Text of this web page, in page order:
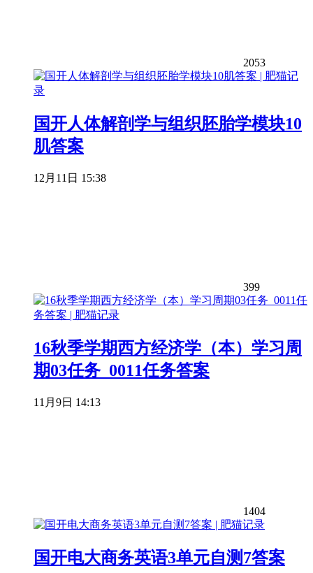
2053
国开人体解剖学与组织胚胎学模块10
肌答案
12月11日 15:38
399
16秋季学期西方经济学（本）学习周
期03任务_0011任务答案
11月9日 14:13
1404
国开电大商务英语3单元自测7答案